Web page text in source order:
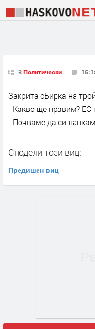
ВПолитически
Закрита сБирка на
- Какво ще правим? ЕС
- Почваме да си
Сподели този виц:
Предишен виц